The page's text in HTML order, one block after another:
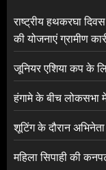
राष्ट्रीय हथकरघा
की योजनाएं ग्रामीण
जूनियर एशिया कप के
हंगामे के बीच लोकसभा
शूटिंग के दौरान
महिला सिपाही की